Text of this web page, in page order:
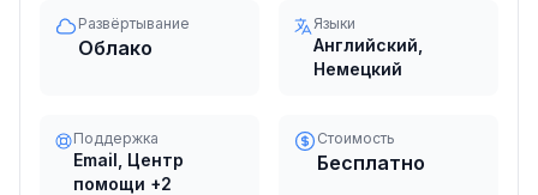
Развёртывание
Облако
Языки
Английский,
Немецкий
Поддержка
Email, Центр
помощи +2
Стоимость
Бесплатно